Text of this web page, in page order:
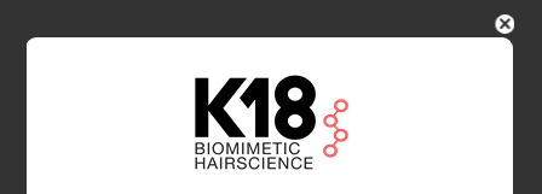
איך הביוטכנולוגיה